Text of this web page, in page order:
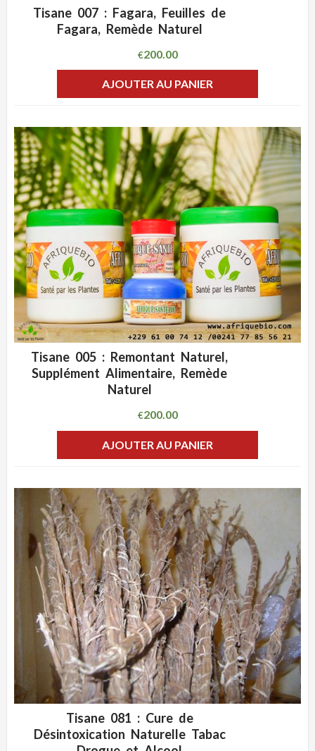
ADD WISHLIST
Tisane 007 : Fagara, Feuilles de
Fagara, Remède Naturel
€200.00
AJOUTER AU PANIER
CLIQUEZ POUR VOIR
ADD WISHLIST
Tisane 005 : Remontant Naturel,
Supplément Alimentaire, Remède
Naturel
€200.00
AJOUTER AU PANIER
ADD WISHLIST
Tisane 081 : Cure de
Désintoxication Naturelle Tabac